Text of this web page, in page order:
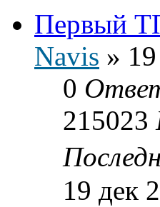
Первый
Navis »
0
215023
19 дек